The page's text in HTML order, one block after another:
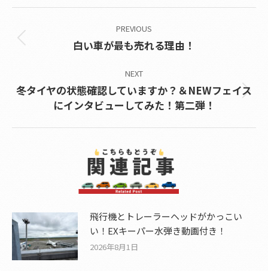
navigation
PREVIOUS
Previous
白い車が最も売れる理由！
NEXT
Next
post:
冬タイヤの状態確認していますか？＆NEWフェイス
にインタビューしてみた！第二弾！
飛行機とトレーラーヘッドがかっこい
い！EXキーパー水弾き動画付き！
2026年8月1日